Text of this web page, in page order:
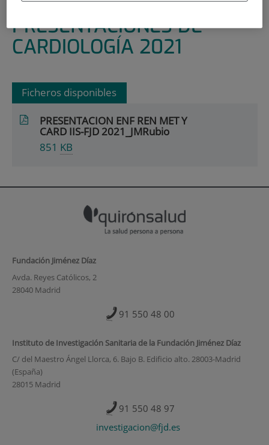
PRESENTACIONES DE
CARDIOLOGÍA 2021
Ficheros disponibles
PRESENTACION ENF REN MET Y
CARD IIS-FJD 2021_JMRubio
851 KB
Fundación Jiménez Díaz
Avda. Reyes Católicos, 2
28040 Madrid
91 550 48 00
Instituto de Investigación Sanitaria de la Fundación Jiménez Díaz
C/ del Maestro Ángel Llorca, 6. Bajo B. Edificio alto. 28003-Madrid
(España)
28015 Madrid
91 550 48 97
investigacion@fjd.es